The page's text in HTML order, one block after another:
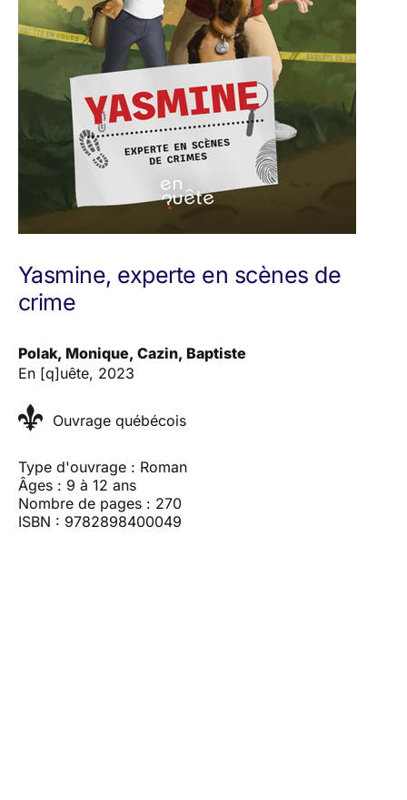
Yasmine, experte en scènes de
crime
Polak, Monique, Cazin, Baptiste
En [q]uête, 2023
Ouvrage québécois
Type d'ouvrage : Roman
Âges : 9 à 12 ans
Nombre de pages : 270
ISBN : 9782898400049